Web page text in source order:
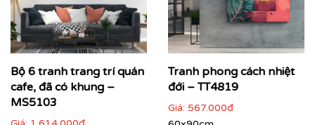
Bộ 6 tranh trang trí quán
cafe, đã có khung –
MS5103
Tranh phong cách nhiệt
đới – TT4819
Giá: 567.000đ